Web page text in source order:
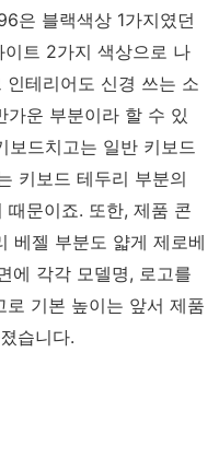
은 블랙색상 1가지였던
트 2가지 색상으로 나
테리어도 신경 쓰는 소
가운 부분이라 할 수 있
드치고는 일반 키보드
키보드 테두리 부분의
문이죠. 또한, 제품 콘
베젤 부분도 얇게 제로베
에 각각 모델명, 로고를
로 기본 높이는 앞서 제품
습니다.